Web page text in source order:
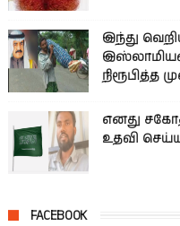
இந்து
நிரூபித்த
எனது
உதவி
FACEBOOK